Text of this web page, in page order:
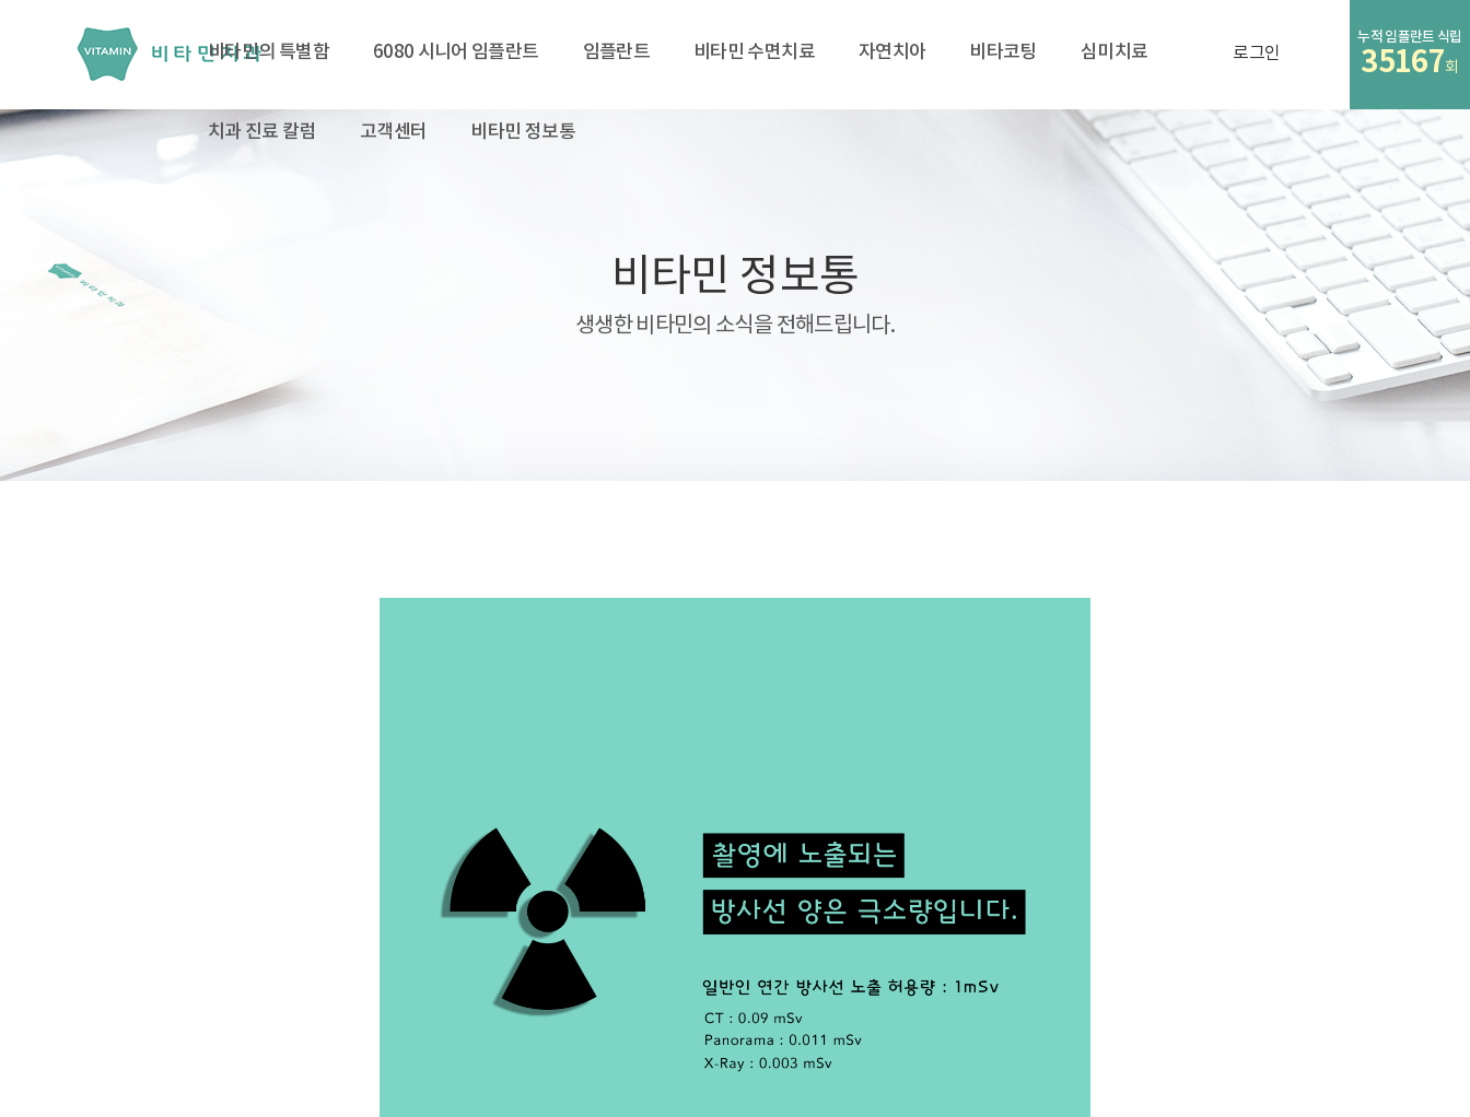
비타민의 특별함 6080 시니어 임플란트 임플란트 비타민 수면치료 자연치아 비타코팅 심미치료
치과 진료 칼럼 고객센터 비타민 정보통
로그인
누적 임플란트 식립
35167회
비타민 정보통
생생한 비타민의 소식을 전해드립니다.